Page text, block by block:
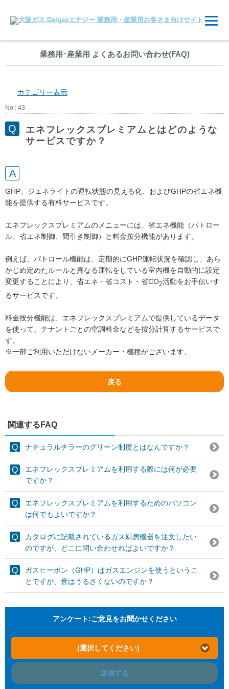
業務用 ･産業用 よくあるお問い合わせ(FAQ)
カテゴリー表示
No : 43
エネフレックスプレミアムとはどのような
サービスですか？
GHP、ジェネライトの運転状態の見える化、およびGHPの省エネ機
能を提供する有料サービスです。
エネフレックスプレミアムのメニューには、省エネ機能（パトロー
ル、省エネ制御、間引き制御）と料金按分機能があります。
例えば、パトロール機能は、定期的にGHP運転状況を確認し、あら
かじめ定めたルールと異なる運転をしている室内機を自動的に設定
変更することにより、省エネ・省コスト・省CO2活動をお手伝いす
るサービスです。
料金按分機能は、エネフレックスプレミアムで提供しているデータ
を使って、テナントごとの空調料金などを按分計算するサービスで
す。
※一部ご利用いただけないメーカー・機種がございます。
戻る
関連するFAQ
ナチュラルチラーのグリーン制度とはなんですか？
エネフレックスプレミアムを利用する際には何が必要
ですか？
エネフレックスプレミアムを利用するためのパソコン
は何でもよいですか？
カタログに記載されているガス厨房機器を注文したい
のですが、どこに問い合わせればよいですか？
ガスヒーポン（GHP）はガスエンジンを使うというこ
とですが、音はうるさくないのですか？
アンケート:ご意見をお聞かせください
(選択してください)
送信する